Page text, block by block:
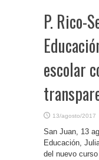
P. Rico-
escolar
13/agosto/2017
San Juan, 13
Educación,
del nuevo